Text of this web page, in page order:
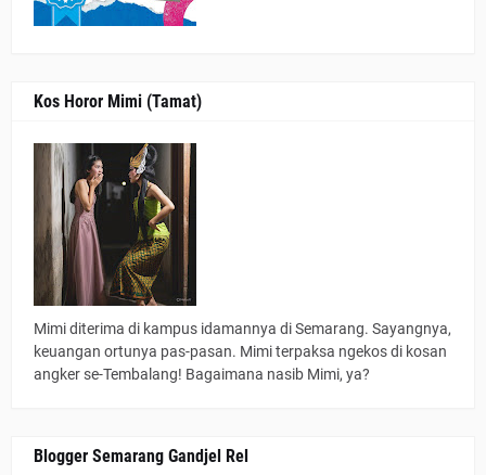
Kos Horor Mimi (Tamat)
Mimi diterima di kampus idamannya di Semarang. Sayangnya,
keuangan ortunya pas-pasan. Mimi terpaksa ngekos di kosan
angker se-Tembalang! Bagaimana nasib Mimi, ya?
Blogger Semarang Gandjel Rel